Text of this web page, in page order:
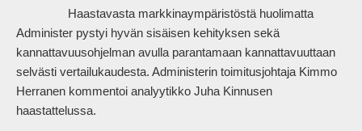
Administer pystyi hyvän sisäisen kehityksen sekä
kannattavuusohjelman avulla parantamaan kannattavuuttaan
selvästi vertailukaudesta. Administerin toimitusjohtaja Kimmo
Herranen kommentoi analyytikko Juha Kinnusen
haastattelussa.